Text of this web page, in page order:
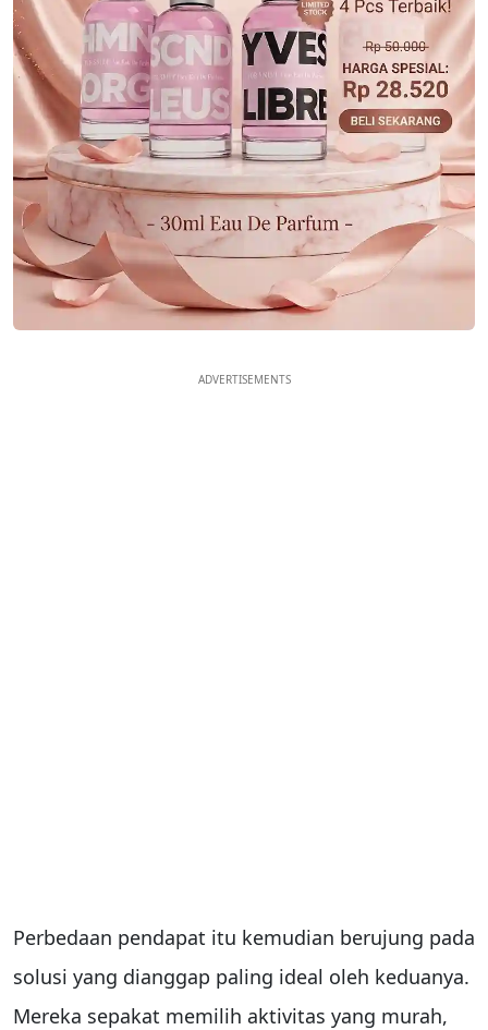
ADVERTISEMENTS
Perbedaan pendapat itu kemudian berujung pada
solusi yang dianggap paling ideal oleh keduanya.
Mereka sepakat memilih aktivitas yang murah,